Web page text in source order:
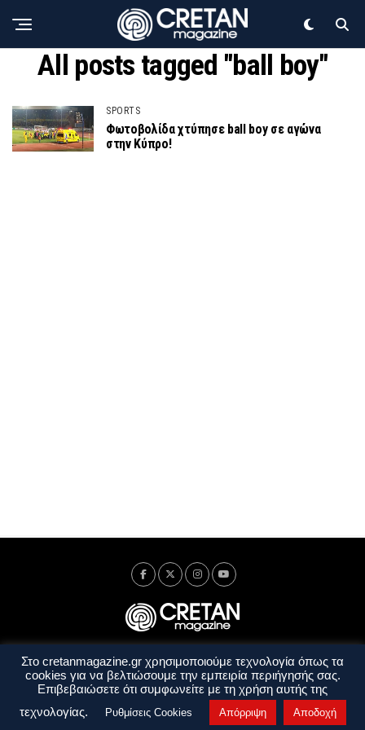
All posts tagged "ball boy"
SPORTS
Φωτοβολίδα χτύπησε ball boy σε αγώνα
στην Κύπρο!
Ταυτότητα Πολιτική Απορρήτου
Όροι Χρήσης
Όροι και Προϋποθέσεις
Στο cretanmagazine.gr χρησιμοποιούμε τεχνολογία όπως τα
cookies για να βελτιώσουμε την εμπειρία περιήγησής σας.
Επιβεβαιώσετε ότι συμφωνείτε με τη χρήση αυτής της
τεχνολογίας.
Ρυθμίσεις Cookies Απόρριψη Αποδοχή